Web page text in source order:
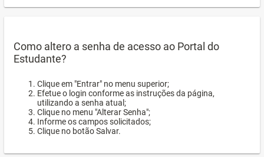
Como altero a senha de acesso ao Portal do
Estudante?
Clique em "Entrar" no menu superior;
Efetue o login conforme as instruções da página,
utilizando a senha atual;
Clique no menu "Alterar Senha";
Informe os campos solicitados;
Clique no botão Salvar.